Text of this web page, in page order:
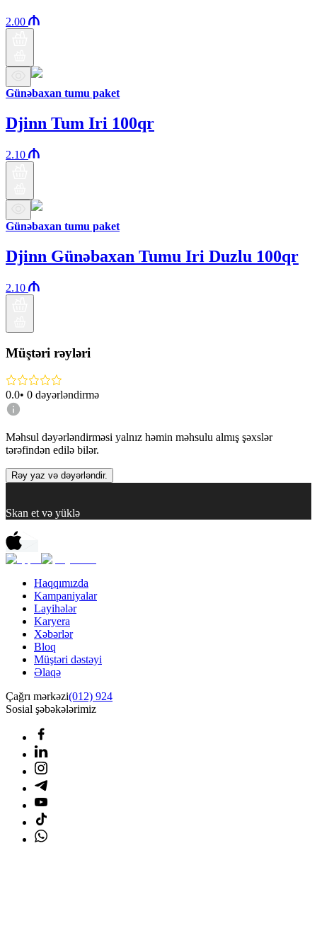
2.00
Günəbaxan tumu paket
Djinn Tum Iri 100qr
2.10
Günəbaxan tumu paket
Djinn Günəbaxan Tumu Iri Duzlu 100qr
2.10
Müştəri rəyləri
0.0• 0 dəyərləndirmə
Məhsul dəyərləndirməsi yalnız həmin məhsulu almış şəxslər
tərəfindən edilə bilər.
Rəy yaz və dəyərləndir.
Skan et və yüklə
Haqqımızda
Kampaniyalar
Layihələr
Karyera
Xəbərlər
Bloq
Müştəri dəstəyi
Əlaqə
Çağrı mərkəzi(012) 924
Sosial şəbəkələrimiz